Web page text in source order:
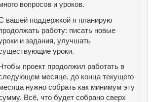
вопросов и уроков.
вашей поддержкой я планирую
работу: писать новые
и задания, улучшать
уроки.
проект продолжил работать в
месяце, до конца текущего
нужно собрать как минимум эту
Всё, что будет собрано сверх